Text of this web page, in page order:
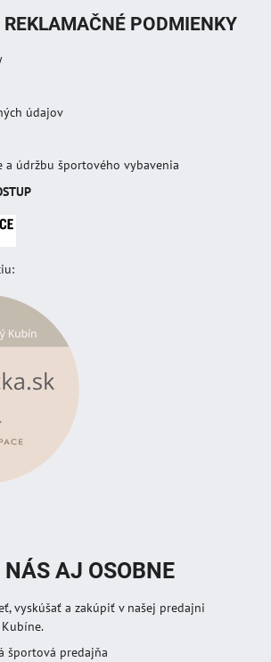
PODMIENKY
údajov
a údržbu športového vybavenia
AJ OSOBNE
vyskúšať a zakúpiť v našej predajni
Kubíne.
športová predajňa